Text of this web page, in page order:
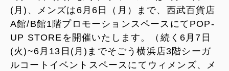
(月)、メンズは6月6日（月）まで、西武百貨店
A館/B館1階プロモーションスペースにてPOP-
UP STOREを開催いたします。（続く6月7日
(火)~6月13日(月)までそごう横浜店3階シーガ
ルコートイベントスペースにてウィメンズ、メ